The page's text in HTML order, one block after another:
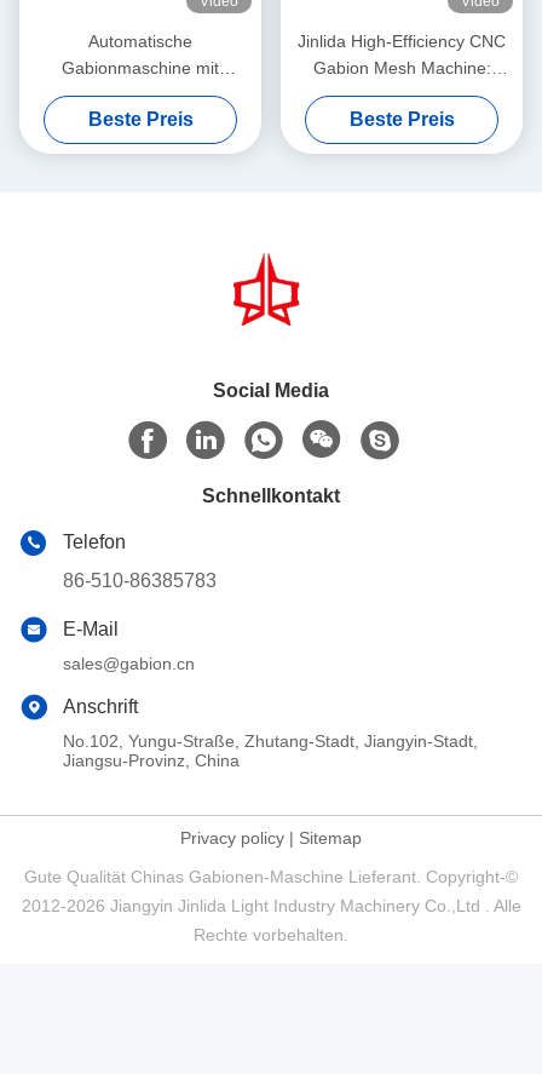
Automatische
Gabionmaschine mit
servodriven
Präzisionsnetzmacher 5,3m
Max. Breite
Beste Preis
Jinlida High-Efficiency CNC
Gabion Mesh Machine:
Perfect Combination of Fast
Output and Precision
Weaving to Boost
Beste Preis
Social Media
Schnellkontakt
Telefon
86-510-86385783
E-Mail
sales@gabion.cn
Anschrift
No.102, Yungu-Straße, Zhutang-Stadt, Jiangyin-Stadt,
Jiangsu-Provinz, China
Privacy policy | Sitemap
Gute Qualität Chinas Gabionen-Maschine Lieferant. Copyright-©
2012-2026 Jiangyin Jinlida Light Industry Machinery Co.,Ltd . Alle
Rechte vorbehalten.